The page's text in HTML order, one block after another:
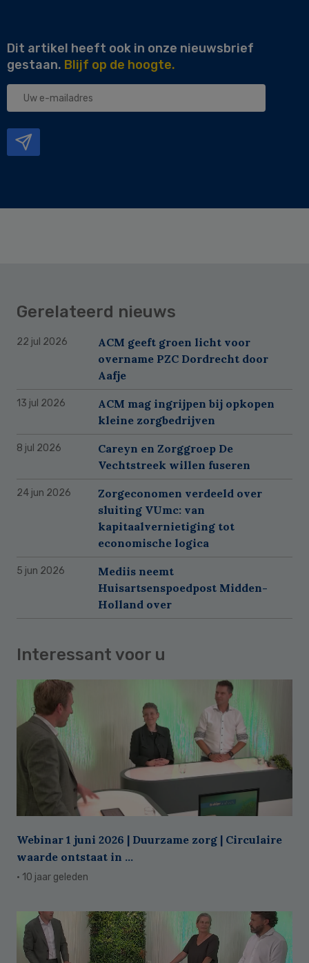
Dit artikel heeft ook in onze nieuwsbrief
gestaan. Blijf op de hoogte.
Uw
Gerelateerd nieuws
22 jul 2026
ACM geeft groen licht voor
overname PZC Dordrecht door
Aafje
13 jul 2026
ACM mag ingrijpen bij opkopen
kleine zorgbedrijven
8 jul 2026
Careyn en Zorggroep De
Vechtstreek willen fuseren
24 jun 2026
Zorgeconomen verdeeld over
sluiting VUmc: van
kapitaalvernietiging tot
economische logica
5 jun 2026
Mediis neemt
Huisartsenspoedpost Midden-
Holland over
Interessant voor u
Webinar 1 juni 2026 | Duurzame zorg | Circulaire
waarde ontstaat in ...
· 10 jaar geleden